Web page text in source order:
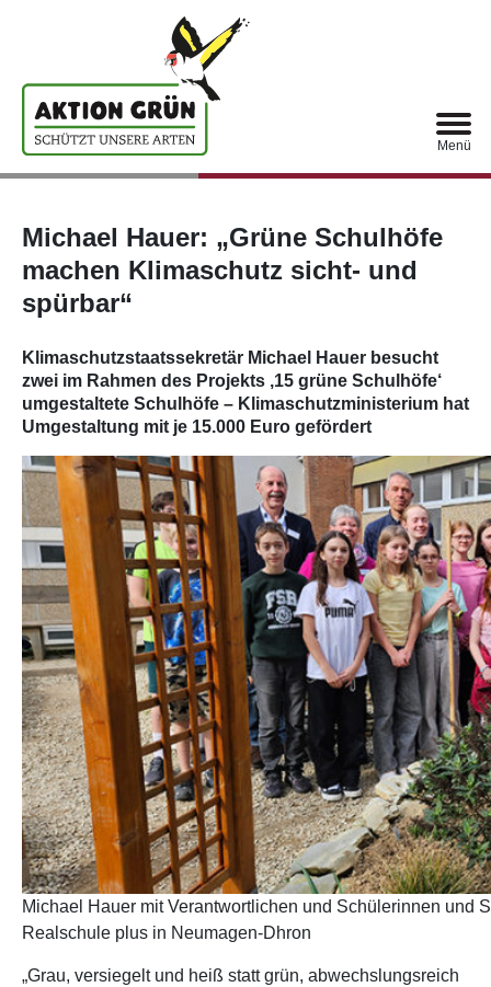
Menü
Michael Hauer: „Grüne Schulhöfe
machen Klimaschutz sicht- und
spürbar“
Klimaschutzstaatssekretär Michael Hauer besucht
zwei im Rahmen des Projekts ‚15 grüne Schulhöfe‘
umgestaltete Schulhöfe – Klimaschutzministerium hat
Umgestaltung mit je 15.000 Euro gefördert
Michael Hauer mit Verantwortlichen und Schülerinnen und
Realschule plus in Neumagen-Dhron
„Grau, versiegelt und heiß statt grün, abwechslungsreich